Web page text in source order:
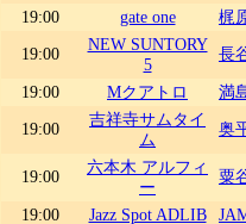
19:00
gate one 梶
19:00
NEW SUNTORY
5
長
19:00
Mクアトロ 満
19:00
吉祥寺サムタイ
ム
奥
19:00
六本木 アルフィ
ー
粟
19:00
Jazz Spot ADLIB